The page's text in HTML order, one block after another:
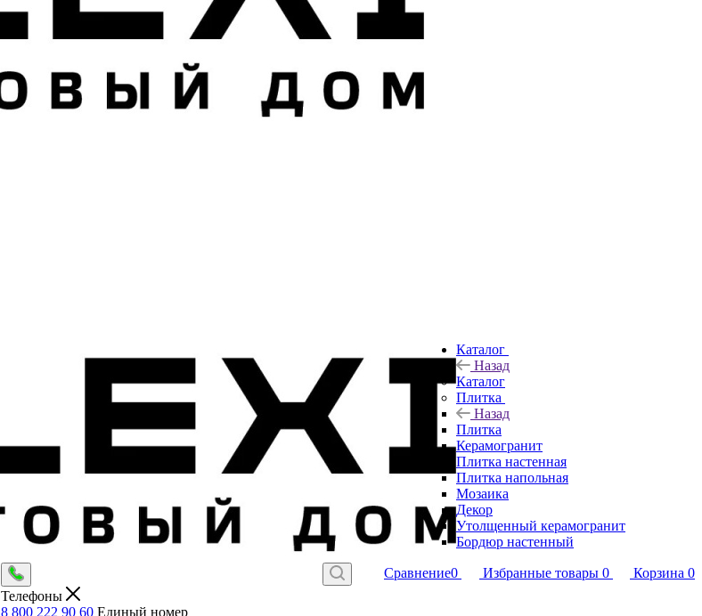
Сравнение0 Избранные товары 0 Корзина 0
Телефоны
8 800 222 90 60 Единый номер
Каталог
Назад
Каталог
Плитка
Назад
Плитка
Керамогранит
Плитка настенная
Плитка напольная
Мозаика
Декор
Утолщенный керамогранит
Бордюр настенный